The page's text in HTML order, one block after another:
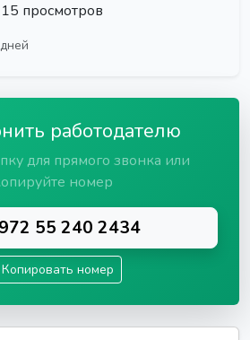
15 просмотров
работодателю
для прямого звонка или
номер
55 240 2434
Копировать номер